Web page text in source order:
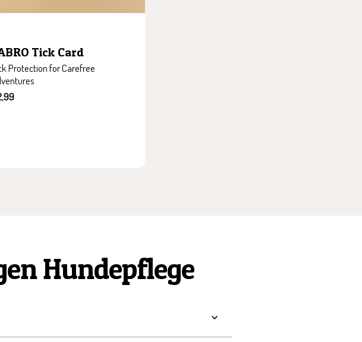
Tick Card
Protection for Carefree
Hundepflege